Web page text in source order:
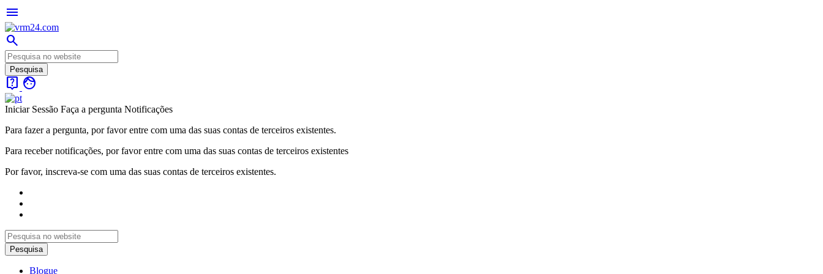
menu
search
live_help face
Iniciar Sessão Faça a pergunta Notificações
Para fazer a pergunta, por favor entre com uma das suas contas de terceiros existentes.
Para receber notificações, por favor entre com uma das suas contas de terceiros existentes
Por favor, inscreva-se com uma das suas contas de terceiros existentes.
Blogue